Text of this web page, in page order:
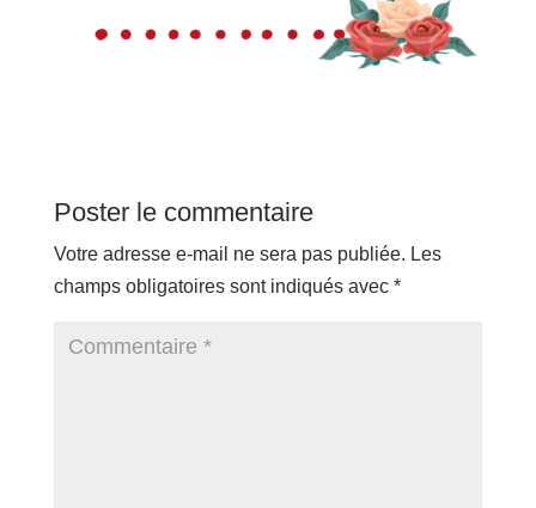
Poster le commentaire
Votre adresse e-mail ne sera pas publiée. Les
champs obligatoires sont indiqués avec *